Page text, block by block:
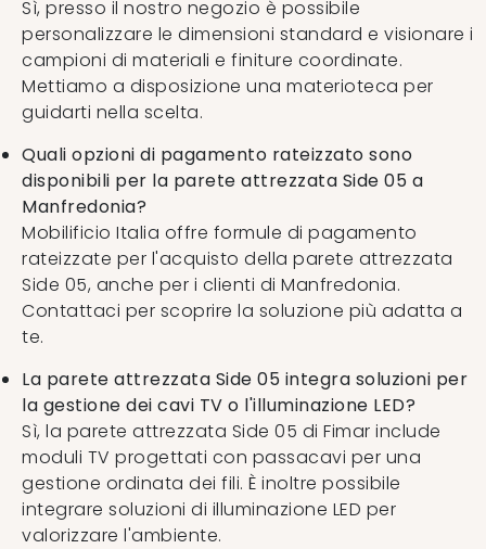
Sì, presso il nostro negozio è possibile
personalizzare le dimensioni standard e visionare i
campioni di materiali e finiture coordinate.
Mettiamo a disposizione una materioteca per
guidarti nella scelta.
Quali opzioni di pagamento rateizzato sono
disponibili per la parete attrezzata Side 05 a
Manfredonia?
Mobilificio Italia offre formule di pagamento
rateizzate per l'acquisto della parete attrezzata
Side 05, anche per i clienti di Manfredonia.
Contattaci per scoprire la soluzione più adatta a
te.
La parete attrezzata Side 05 integra soluzioni per
la gestione dei cavi TV o l'illuminazione LED?
Sì, la parete attrezzata Side 05 di Fimar include
moduli TV progettati con passacavi per una
gestione ordinata dei fili. È inoltre possibile
integrare soluzioni di illuminazione LED per
valorizzare l'ambiente.